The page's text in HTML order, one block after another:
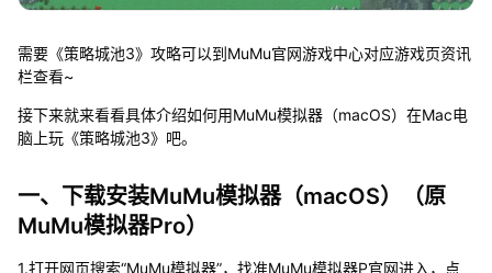
需要《策略城池3》攻略可以到MuMu官网游戏中心对应游戏页资讯
栏查看~
接下来就来看看具体介绍如何用MuMu模拟器（macOS）在Mac电
脑上玩《策略城池3》吧。
一、下载安装MuMu模拟器（macOS）（原
MuMu模拟器Pro）
1.打开网页搜索“MuMu模拟器”，找准MuMu模拟器P官网进入，点